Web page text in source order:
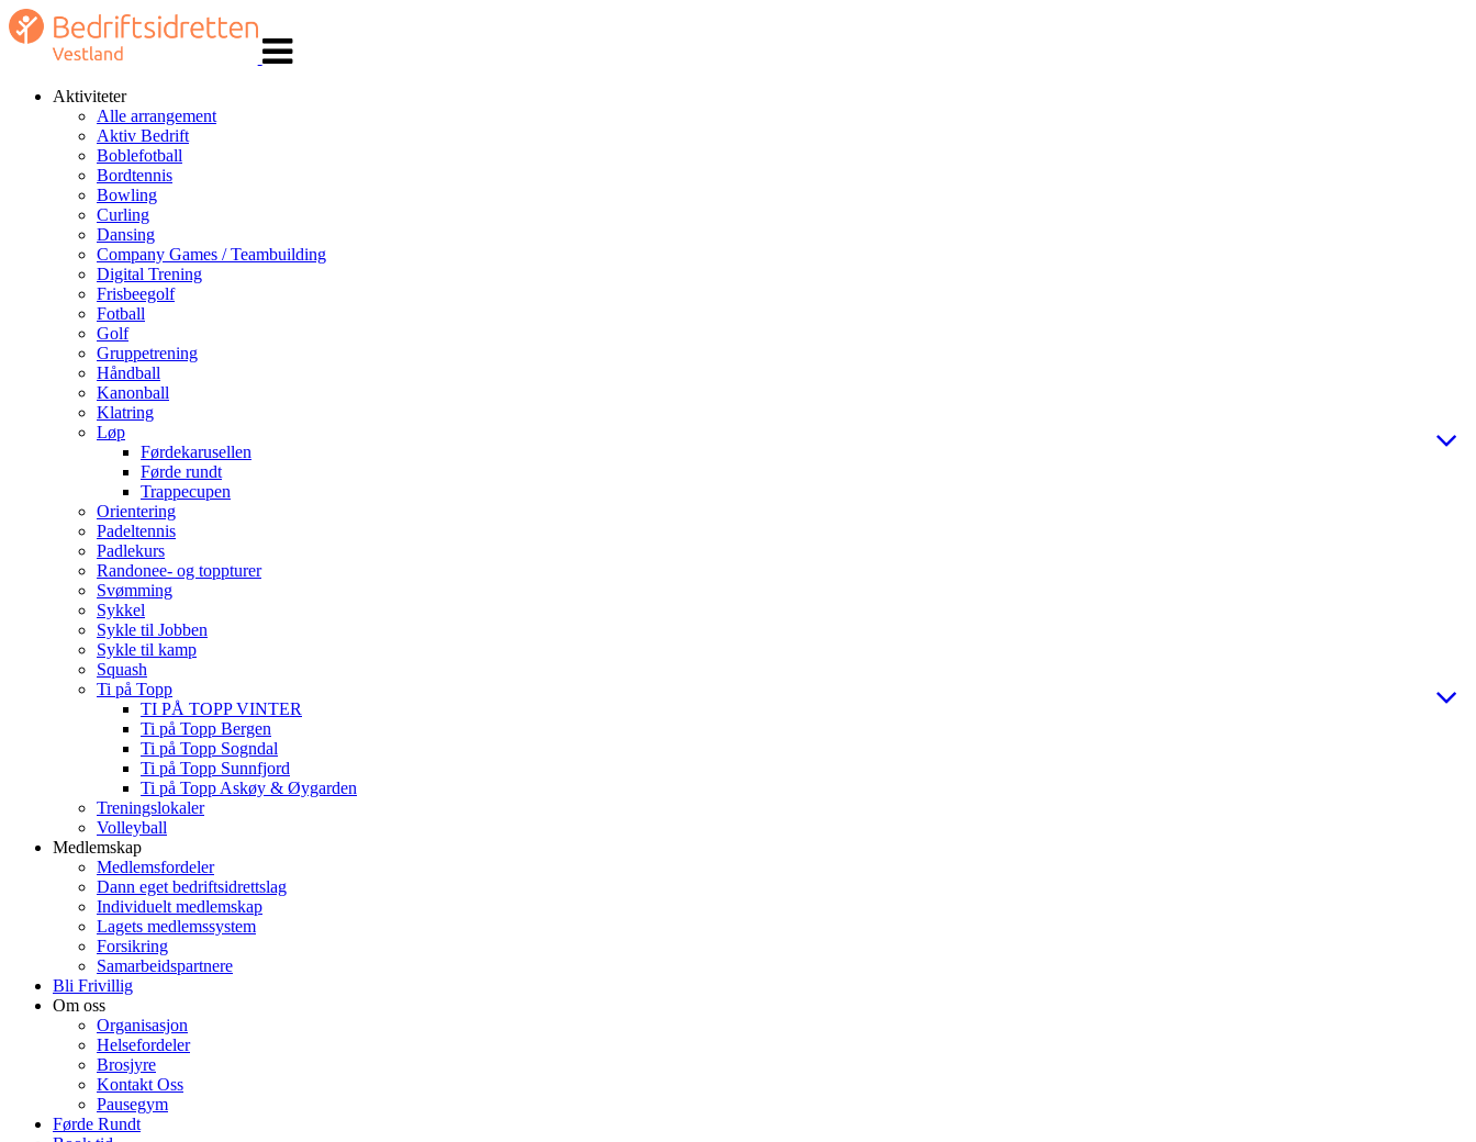
navigasjon
Aktiviteter
Alle arrangement
Aktiv Bedrift
Boblefotball
Bordtennis
Bowling
Curling
Dansing
Company Games / Teambuilding
Digital Trening
Frisbeegolf
Fotball
Golf
Gruppetrening
Håndball
Kanonball
Klatring
Løp
Førdekarusellen
Førde rundt
Trappecupen
Orientering
Padeltennis
Padlekurs
Randonee- og toppturer
Svømming
Sykkel
Sykle til Jobben
Sykle til kamp
Squash
Ti på Topp
TI PÅ TOPP VINTER
Ti på Topp Bergen
Ti på Topp Sogndal
Ti på Topp Sunnfjord
Ti på Topp Askøy & Øygarden
Treningslokaler
Volleyball
Medlemskap
Medlemsfordeler
Dann eget bedriftsidrettslag
Individuelt medlemskap
Lagets medlemssystem
Forsikring
Samarbeidspartnere
Bli Frivillig
Om oss
Organisasjon
Helsefordeler
Brosjyre
Kontakt Oss
Pausegym
Førde Rundt